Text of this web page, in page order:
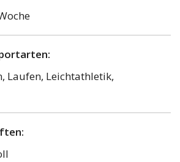
Laufen, Leichtathletik,